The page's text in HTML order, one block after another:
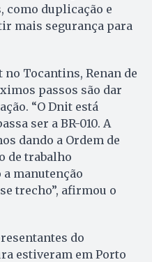
como duplicação e
mais segurança para
Tocantins, Renan de
passos são dar
“O Dnit está
ser a BR-010. A
dando a Ordem de
de trabalho
manutenção
trecho”, afirmou o
do
estiveram em Porto